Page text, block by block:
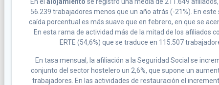
56.239 trabajadores menos que un año atrás (-21%). En
caída porcentual es más suave que en febrero, en que se
En esta rama de actividad más de la mitad de los afiliados
ERTE (54,6%) que se traduce en 115.507
En tasa mensual, la afiliación a la Seguridad Social se
conjunto del sector hostelero un 2,6%, que supone un
trabajadores. En las actividades de restauración el